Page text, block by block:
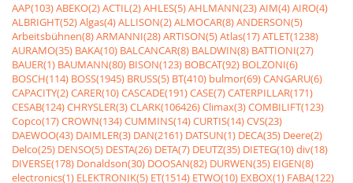
AAP(103)ABEKO(2)ACTIL(2)AHLES(5)AHLMANN(23)AIM(4)AIRO(4)
ALBRIGHT(52)Algas(4)ALLISON(2)ALMOCAR(8)ANDERSON(5)
Arbeitsbühnen(8)ARMANNI(28)ARTISON(5)Atlas(17)ATLET(1238)
AURAMO(35) BAKA(10) BALCANCAR(8) BALDWIN(8) BATTIONI(27)
BAUER(1) BAUMANN(80) BISON(123) BOBCAT(92) BOLZONI(6)
BOSCH(114) BOSS(1945) BRUSS(5) BT(410) bulmor(69)CANGARU(6)
CAPACITY(2)CARER(10)CASCADE(191)CASE(7)CATERPILLAR(171)
CESAB(124)CHRYSLER(3)CLARK(106426)Climax(3)COMBILIFT(123)
Copco(17)CROWN(134)CUMMINS(14)CURTIS(14)CVS(23)
DAEWOO(43) DAIMLER(3) DAN(2161) DATSUN(1) DECA(35) Deere(2)
Delco(25) DENSO(5) DESTA(26) DETA(7) DEUTZ(35) DIETEG(10)div(18)
DIVERSE(178) Donaldson(30) DOOSAN(82) DURWEN(35) EIGEN(8)
electronics(1) ELEKTRONIK(5) ET(1514) ETWO(10) EXBOX(1) FABA(122)